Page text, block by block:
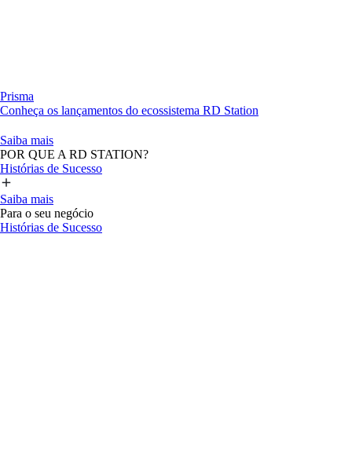
Prisma
Conheça os lançamentos do ecossistema RD Station
Saiba mais
POR QUE A RD STATION?
Histórias de Sucesso
Saiba mais
Para o seu negócio
Histórias de Sucesso